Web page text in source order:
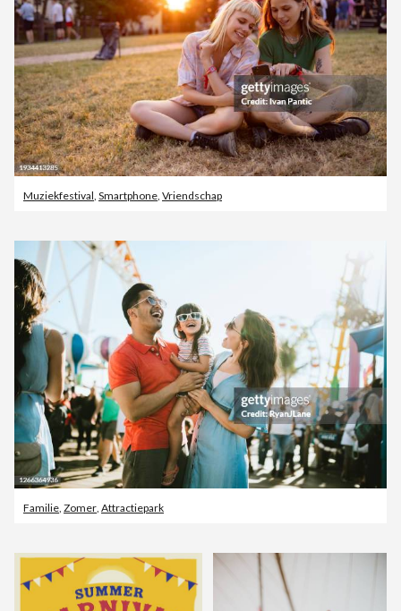
Muziekfestival Smartphone Vriendschap
Familie Zomer Attractiepark